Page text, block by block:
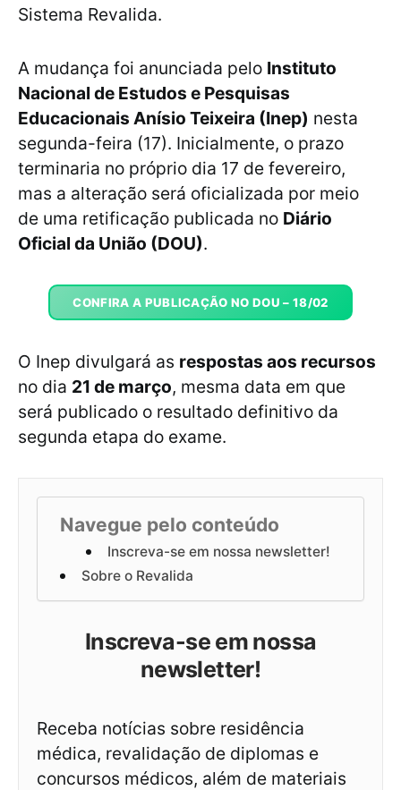
Sistema Revalida.
A mudança foi anunciada pelo Instituto
Nacional de Estudos e Pesquisas
Educacionais Anísio Teixeira (Inep) nesta
segunda-feira (17). Inicialmente, o prazo
terminaria no próprio dia 17 de fevereiro,
mas a alteração será oficializada por meio
de uma retificação publicada no Diário
Oficial da União (DOU).
CONFIRA A PUBLICAÇÃO NO DOU – 18/02
O Inep divulgará as respostas aos recursos
no dia 21 de março, mesma data em que
será publicado o resultado definitivo da
segunda etapa do exame.
Navegue pelo conteúdo
Inscreva-se em nossa newsletter!
Sobre o Revalida
Inscreva-se em nossa
newsletter!
Receba notícias sobre residência
médica, revalidação de diplomas e
concursos médicos, além de materiais